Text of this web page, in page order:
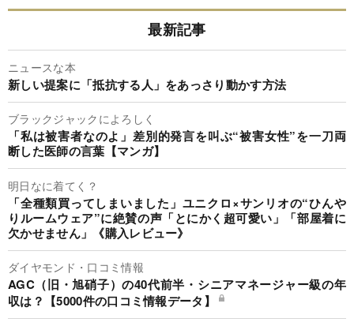
最新記事
ニュースな本
新しい提案に「抵抗する人」をあっさり動かす方法
ブラックジャックによろしく
「私は被害者なのよ」差別的発言を叫ぶ“被害女性”を一刀両
断した医師の言葉【マンガ】
明日なに着てく？
「全種類買ってしまいました」ユニクロ×サンリオの“ひんや
りルームウェア”に絶賛の声「とにかく超可愛い」「部屋着に
欠かせません」《購入レビュー》
ダイヤモンド・口コミ情報
AGC（旧・旭硝子）の40代前半・シニアマネージャー級の年
収は？【5000件の口コミ情報データ】